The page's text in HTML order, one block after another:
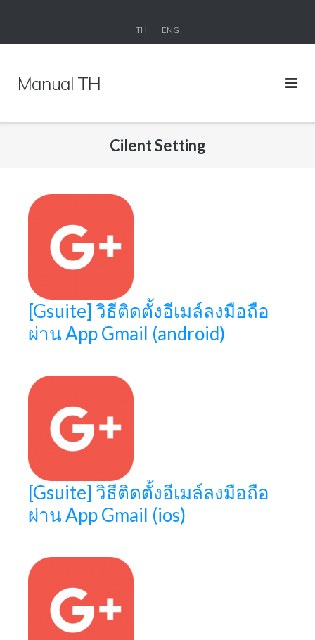
content
TH ENG
Manual TH
Cilent Setting
[Gsuite] วิธีติดตั้งอีเมล์ลงมือถือ
ผ่าน App Gmail (android)
[Gsuite] วิธีติดตั้งอีเมล์ลงมือถือ
ผ่าน App Gmail (ios)